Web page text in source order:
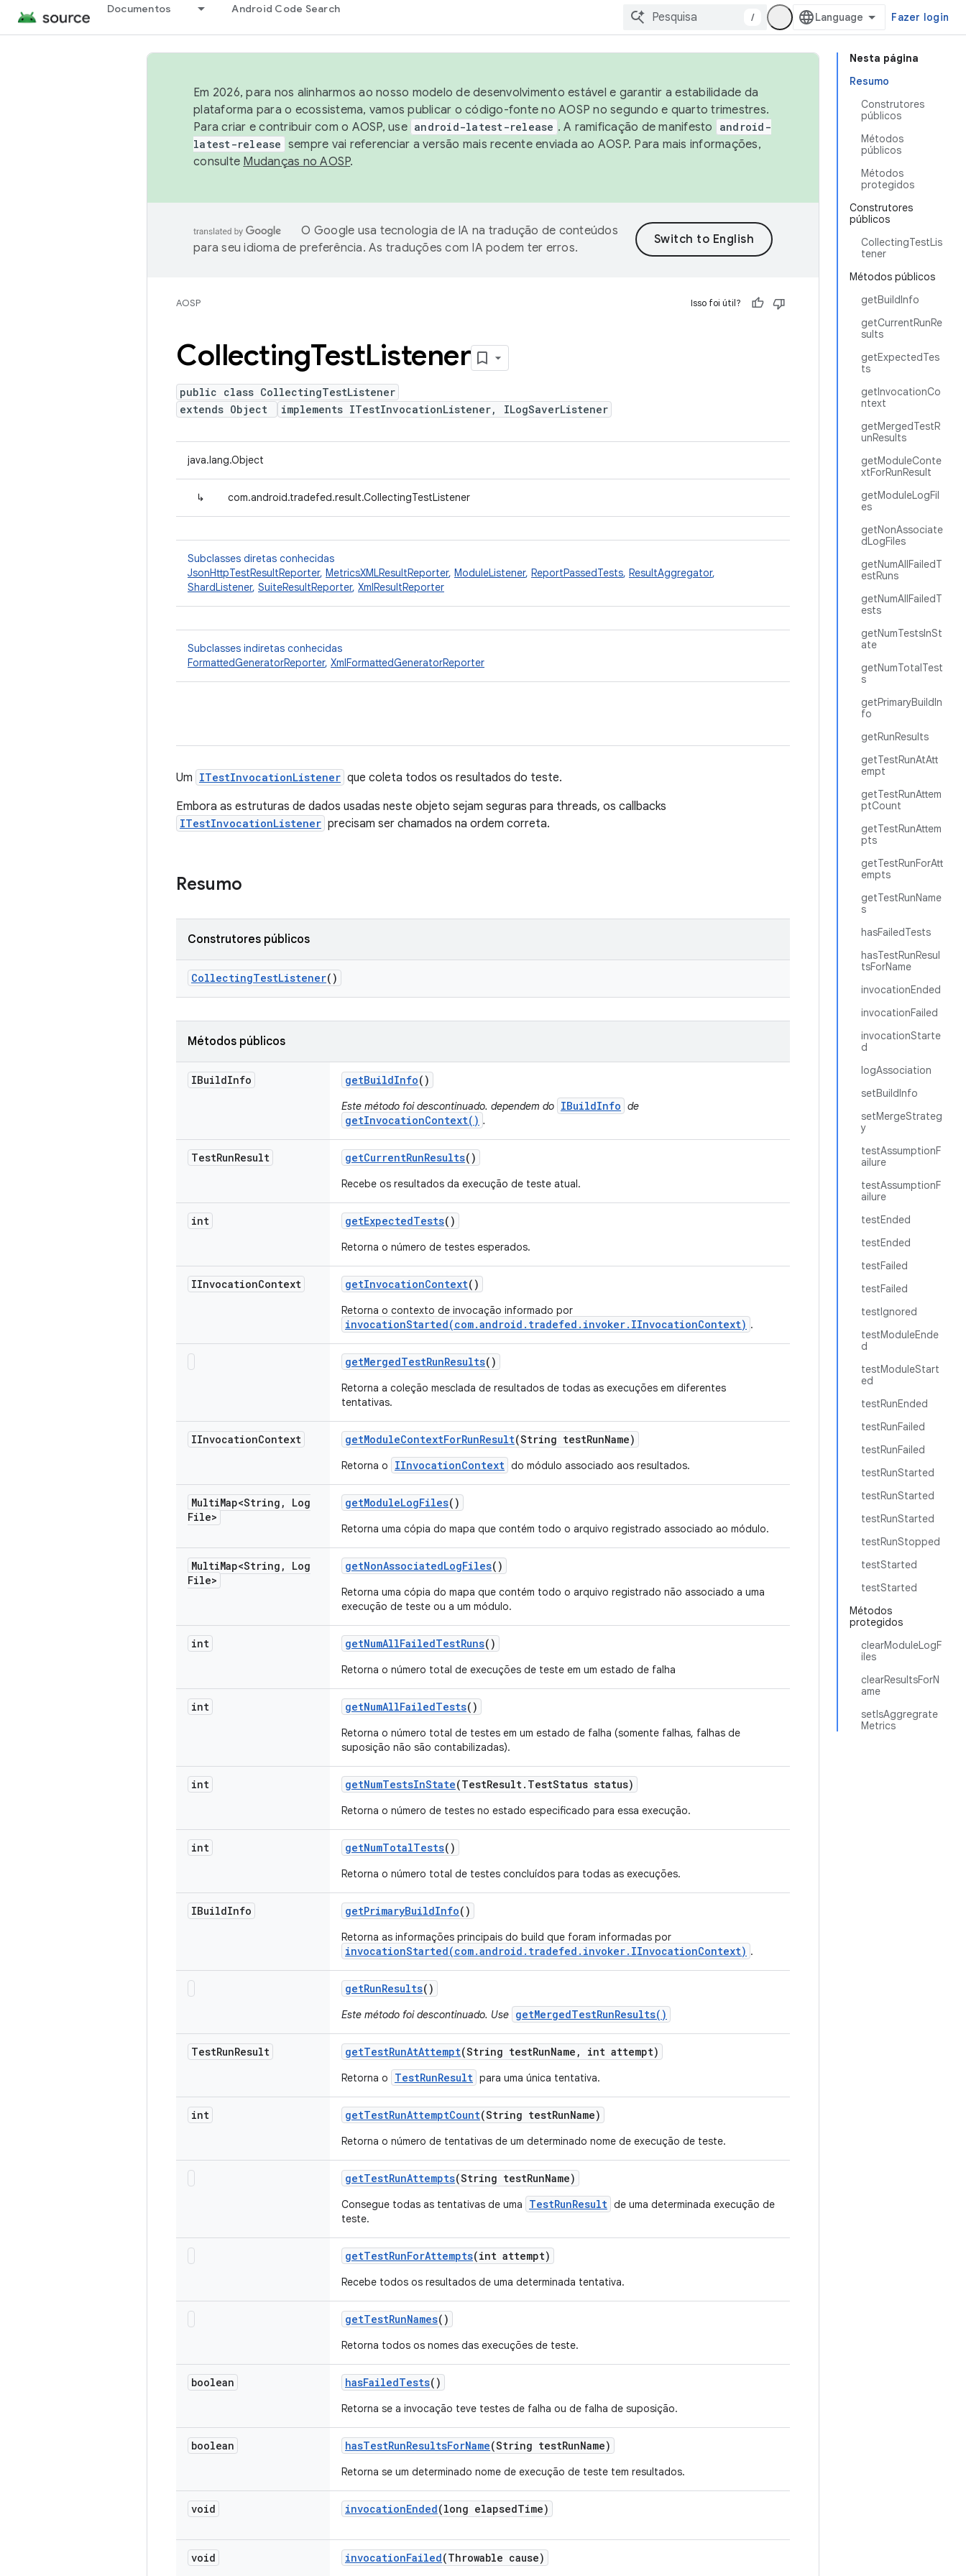
Documentos Android Code Search
/ Fazer login
Nesta página
Resumo
Construtores
públicos
Métodos
públicos
Métodos
protegidos
Construtores
públicos
CollectingTestLis
tener
Métodos públicos
getBuildInfo
getCurrentRunRe
sults
getExpectedTes
ts
getInvocationCo
ntext
getMergedTestR
unResults
getModuleConte
xtForRunResult
getModuleLogFil
es
getNonAssociate
dLogFiles
getNumAllFailedT
estRuns
getNumAllFailedT
ests
getNumTestsInSt
ate
getNumTotalTest
s
getPrimaryBuildIn
fo
getRunResults
getTestRunAtAtt
empt
getTestRunAttem
ptCount
getTestRunAttem
pts
getTestRunForAtt
empts
getTestRunName
s
hasFailedTests
hasTestRunResul
tsForName
invocationEnded
invocationFailed
invocationStarte
d
logAssociation
setBuildInfo
setMergeStrateg
y
testAssumptionF
ailure
testAssumptionF
ailure
testEnded
testEnded
testFailed
testFailed
testIgnored
testModuleEnde
d
testModuleStart
ed
testRunEnded
testRunFailed
testRunFailed
testRunStarted
testRunStarted
testRunStarted
testRunStopped
testStarted
testStarted
Métodos
protegidos
clearModuleLogF
iles
clearResultsForN
ame
setIsAggregrate
Metrics
Em 2026, para nos alinharmos ao nosso modelo de desenvolvimento estável e garantir a estabilidade da
plataforma para o ecossistema, vamos publicar o código-fonte no AOSP no segundo e quarto trimestres.
Para criar e contribuir com o AOSP, use android-latest-release . A ramificação de manifesto
android-
latest-release sempre vai referenciar a versão mais recente enviada ao AOSP. Para mais informações,
consulte Mudanças no AOSP.
O Google usa tecnologia de IA na tradução de conteúdos
para seu idioma de preferência. As traduções com IA podem ter erros.
AOSP Isso foi útil?
CollectingTestListener
public class CollectingTestListener
extends Object
implements ITestInvocationListener, ILogSaverListener
java.lang.Object
↳ com.android.tradefed.result.CollectingTestListener
Subclasses diretas conhecidas
JsonHttpTestResultReporter, MetricsXMLResultReporter, ModuleListener, ReportPassedTests, ResultAggregator,
ShardListener, SuiteResultReporter, XmlResultReporter
Subclasses indiretas conhecidas
FormattedGeneratorReporter, XmlFormattedGeneratorReporter
Um ITestInvocationListener que coleta todos os resultados do teste.
Embora as estruturas de dados usadas neste objeto sejam seguras para threads, os callbacks
ITestInvocationListener precisam ser chamados na ordem correta.
Resumo
Construtores públicos
CollectingTestListener()
Métodos públicos
IBuildInfo getBuildInfo()
Este método foi descontinuado. dependem do IBuildInfo de
getInvocationContext() .
TestRunResult getCurrentRunResults()
Recebe os resultados da execução de teste atual.
int getExpectedTests()
Retorna o número de testes esperados.
IInvocationContext getInvocationContext()
Retorna o contexto de invocação informado por
invocationStarted(com.android.tradefed.invoker.IInvocationContext) .
getMergedTestRunResults()
Retorna a coleção mesclada de resultados de todas as execuções em diferentes
tentativas.
IInvocationContext getModuleContextForRunResult(String testRunName)
Retorna o IInvocationContext do módulo associado aos resultados.
MultiMap<String ,
Log
File>
getModuleLogFiles()
Retorna uma cópia do mapa que contém todo o arquivo registrado associado ao módulo.
MultiMap<String ,
Log
File>
getNonAssociatedLogFiles()
Retorna uma cópia do mapa que contém todo o arquivo registrado não associado a uma
execução de teste ou a um módulo.
int getNumAllFailedTestRuns()
Retorna o número total de execuções de teste em um estado de falha
int getNumAllFailedTests()
Retorna o número total de testes em um estado de falha (somente falhas, falhas de
suposição não são contabilizadas).
int getNumTestsInState(TestResult. TestStatus status)
Retorna o número de testes no estado especificado para essa execução.
int getNumTotalTests()
Retorna o número total de testes concluídos para todas as execuções.
IBuildInfo getPrimaryBuildInfo()
Retorna as informações principais do build que foram informadas por
invocationStarted(com.android.tradefed.invoker.IInvocationContext) .
getRunResults()
Este método foi descontinuado. Use getMergedTestRunResults()
TestRunResult getTestRunAtAttempt(String testRunName , int attempt)
Retorna o TestRunResult para uma única tentativa.
int getTestRunAttemptCount(String testRunName)
Retorna o número de tentativas de um determinado nome de execução de teste.
getTestRunAttempts(String testRunName)
Consegue todas as tentativas de uma TestRunResult de uma determinada execução de
teste.
getTestRunForAttempts(int attempt)
Recebe todos os resultados de uma determinada tentativa.
getTestRunNames()
Retorna todos os nomes das execuções de teste.
boolean hasFailedTests()
Retorna se a invocação teve testes de falha ou de falha de suposição.
boolean hasTestRunResultsForName(String testRunName)
Retorna se um determinado nome de execução de teste tem resultados.
void invocationEnded(long elapsedTime)
void invocationFailed(Throwable cause)